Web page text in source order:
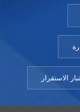
الاستقرار